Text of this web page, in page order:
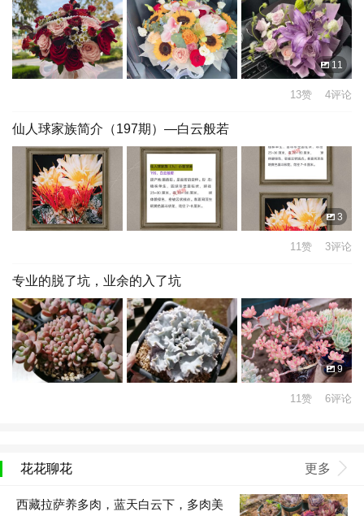
11
13赞 4评论
仙人球家族简介（197期）—白云般若
3
11赞 3评论
专业的脱了坑，业余的入了坑
9
11赞 6评论
花花聊花 更多
西藏拉萨养多肉，蓝天白云下，多肉美